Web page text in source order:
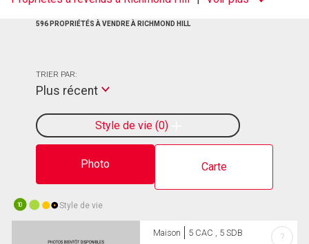
596 PROPRIÉTÉS À VENDRE À RICHMOND HILL
Photo Carte
Style de vie 0
TRIER PAR:
Plus récent
10 Style de vie
Maison 5 CAC , 5 SDB ?